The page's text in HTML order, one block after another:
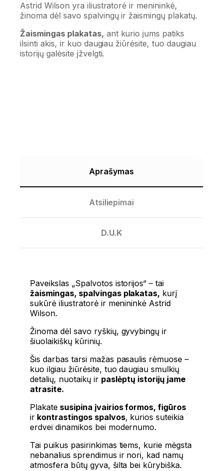
Astrid Wilson yra iliustratorė ir menininkė,
žinoma dėl savo spalvingų ir žaismingų plakatų.
Žaismingas plakatas, ant kurio jums patiks
ilsinti akis, ir kuo daugiau žiūrėsite, tuo daugiau
istorijų galėsite įžvelgti.
Aprašymas
Atsiliepimai
D.U.K
Paveikslas „Spalvotos istorijos“ – tai
žaismingas, spalvingas plakatas, kurį
sukūrė iliustratorė ir menininkė Astrid
Wilson.
Žinoma dėl savo ryškių, gyvybingų ir
šiuolaikiškų kūrinių.
Šis darbas tarsi mažas pasaulis rėmuose –
kuo ilgiau žiūrėsite, tuo daugiau smulkių
detalių, nuotaikų ir paslėptų istorijų jame
atrasite.
Plakatesusipina įvairios formos, figūros
irkontrastingos spalvos, kurios suteikia
erdvei dinamikos bei modernumo.
Tai puikus pasirinkimas tiems, kurie mėgsta
nebanalius sprendimus ir nori, kad namų
atmosfera būtų gyva, šilta bei kūrybiška.